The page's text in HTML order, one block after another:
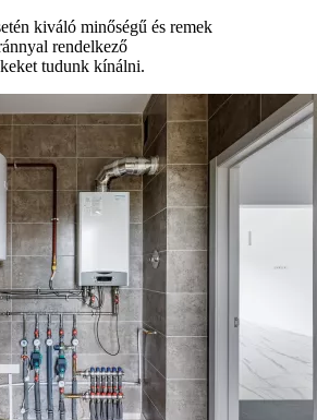
kiváló minőségű és remek
rendelkező
tudunk kínálni.